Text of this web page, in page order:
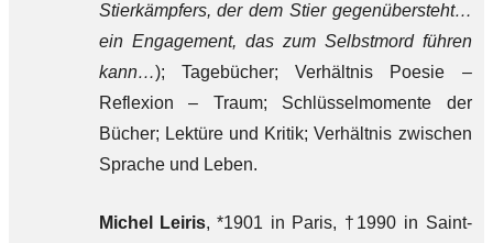
Stierkämpfers, der dem Stier gegenübersteht…
ein Engagement, das zum Selbstmord führen
kann…); Tagebücher; Verhältnis Poesie –
Reflexion – Traum; Schlüsselmomente der
Bücher; Lektüre und Kritik; Verhältnis zwischen
Sprache und Leben.
Michel Leiris, *1901 in Paris, †1990 in Saint-